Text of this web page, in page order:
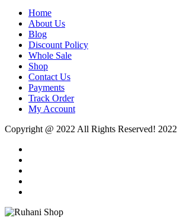
Home
About Us
Blog
Discount Policy
Whole Sale
Shop
Contact Us
Payments
Track Order
My Account
Copyright @ 2022 All Rights Reserved! 2022